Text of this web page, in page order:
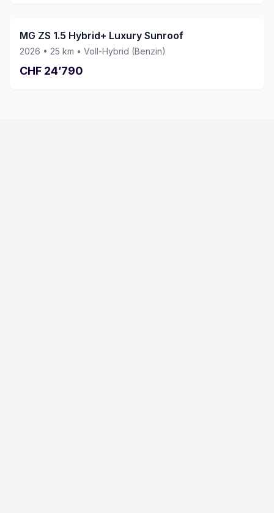
MG ZS 1.5 Hybrid+ Luxury Sunroof
2026 • 25 km • Voll-Hybrid (Benzin)
CHF 24’790